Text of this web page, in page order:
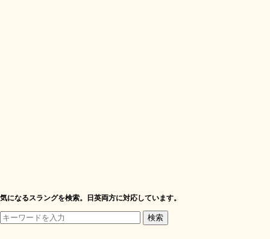
気になるスラングを検索。日英両方に対応しています。